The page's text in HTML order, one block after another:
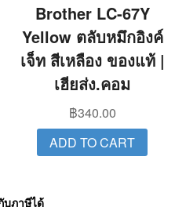
Brother LC-67Y
Yellow ตลับหมึกอิงค์
เจ็ท สีเหลือง ของแท้ |
เฮียส่ง.คอม
฿340.00
ADD TO CART
บภาษีได้